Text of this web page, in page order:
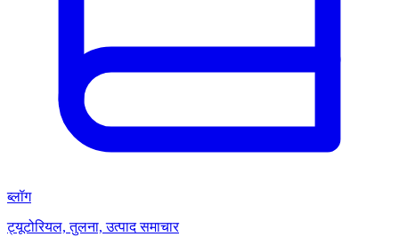
ब्लॉग
ट्यूटोरियल, तुलना, उत्पाद समाचार